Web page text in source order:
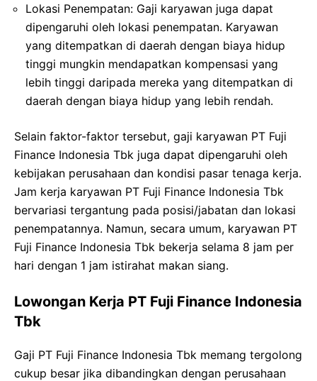
Lokasi Penempatan: Gaji karyawan juga dapat
dipengaruhi oleh lokasi penempatan. Karyawan
yang ditempatkan di daerah dengan biaya hidup
tinggi mungkin mendapatkan kompensasi yang
lebih tinggi daripada mereka yang ditempatkan di
daerah dengan biaya hidup yang lebih rendah.
Selain faktor-faktor tersebut, gaji karyawan PT Fuji
Finance Indonesia Tbk juga dapat dipengaruhi oleh
kebijakan perusahaan dan kondisi pasar tenaga kerja.
Jam kerja karyawan PT Fuji Finance Indonesia Tbk
bervariasi tergantung pada posisi/jabatan dan lokasi
penempatannya. Namun, secara umum, karyawan PT
Fuji Finance Indonesia Tbk bekerja selama 8 jam per
hari dengan 1 jam istirahat makan siang.
Lowongan Kerja PT Fuji Finance Indonesia
Tbk
Gaji PT Fuji Finance Indonesia Tbk memang tergolong
cukup besar jika dibandingkan dengan perusahaan